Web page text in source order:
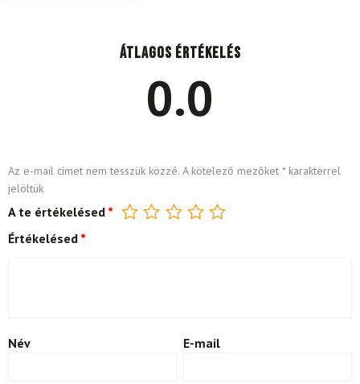
Átlagos értékelés
0.0
Az e-mail címet nem tesszük közzé. A kötelező mezőket *karakterrel
jelöltük
A te értékelésed *
Értékelésed *
Név E-mail